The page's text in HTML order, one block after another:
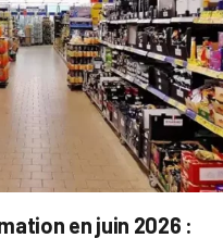
en juin 2026 :